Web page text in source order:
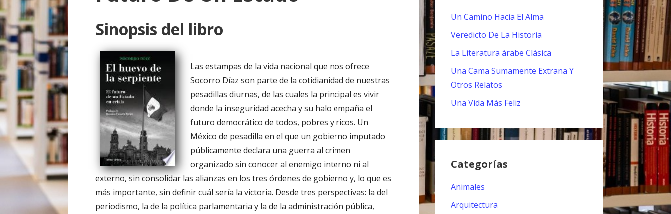
o
Sinopsis del libro
Las estampas de la vida nacional que nos ofrece
Socorro Díaz son parte de la cotidianidad de nuestras
pesadillas diurnas, de las cuales la principal es vivir
donde la inseguridad acecha y su halo empaña el
futuro democrático de todos, pobres y ricos. Un
México de pesadilla en el que un gobierno imputado
públicamente declara una guerra al crimen
organizado sin conocer al enemigo interno ni al
externo, sin consolidar las alianzas en los tres órdenes de gobierno y, lo que es
más importante, sin definir cuál sería la victoria. Desde tres perspectivas: la del
periodismo, la de la política parlamentaria y la de la administración pública,
Un Camino Hacia El Alma
Veredicto De La Historia
La Literatura árabe Clásica
Una Cama Sumamente Extrana Y
Otros Relatos
Una Vida Más Feliz
Categorías
Animales
Arquitectura